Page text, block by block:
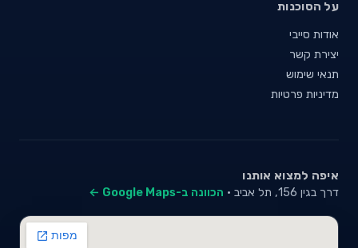
על הסוכנות
אודות סייבי
יצירת קשר
תנאי שימוש
מדיניות פרטיות
איפה למצוא אותנו
דרך בגין 156, תל אביב · הכוונה ב-Google Maps ←